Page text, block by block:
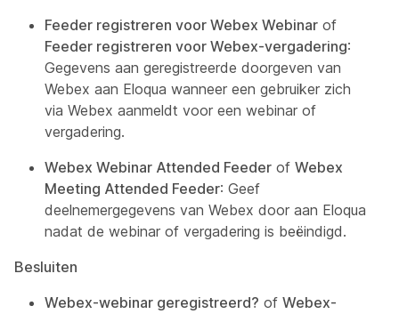
Feeder registreren voor Webex Webinar of
Feeder registreren voor Webex-vergadering:
Gegevens aan geregistreerde doorgeven van
Webex aan Eloqua wanneer een gebruiker zich
via Webex aanmeldt voor een webinar of
vergadering.
Webex Webinar Attended Feeder of Webex
Meeting Attended Feeder: Geef
deelnemergegevens van Webex door aan Eloqua
nadat de webinar of vergadering is beëindigd.
Besluiten
Webex-webinar geregistreerd? of Webex-